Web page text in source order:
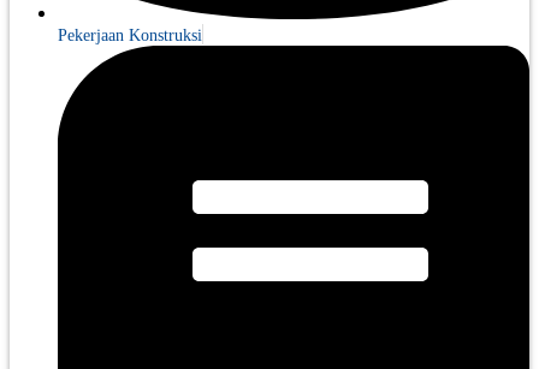
Pekerjaan Konstruksi